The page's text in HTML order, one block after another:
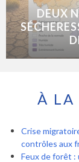
DEUX
À LA
Crise
contrôles aux
Feux de forêt :